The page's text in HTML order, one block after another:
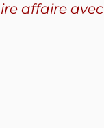
affaire avec